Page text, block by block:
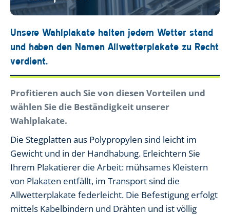
Unsere Wahlplakate halten jedem Wetter stand
und haben den Namen Allwetterplakate zu Recht
verdient.
Profitieren auch Sie von diesen Vorteilen und
wählen Sie die Beständigkeit unserer
Wahlplakate.
Die Stegplatten aus Polypropylen sind leicht im
Gewicht und in der Handhabung. Erleichtern Sie
Ihrem Plakatierer die Arbeit: mühsames Kleistern
von Plakaten entfällt, im Transport sind die
Allwetterplakate federleicht. Die Befestigung erfolgt
mittels Kabelbindern und Drähten und ist völlig